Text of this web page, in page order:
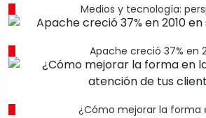
Medios y tecnología:
Apache creció 37% en
¿Cómo mejorar la forma